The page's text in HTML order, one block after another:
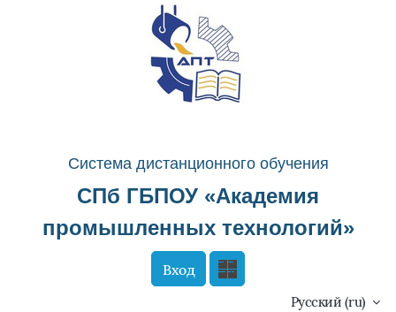
Перейти к основному содержанию
Система дистанционного обучения
СПб ГБПОУ «Академия
промышленных технологий»
Вход
Русский ‎(ru)‎